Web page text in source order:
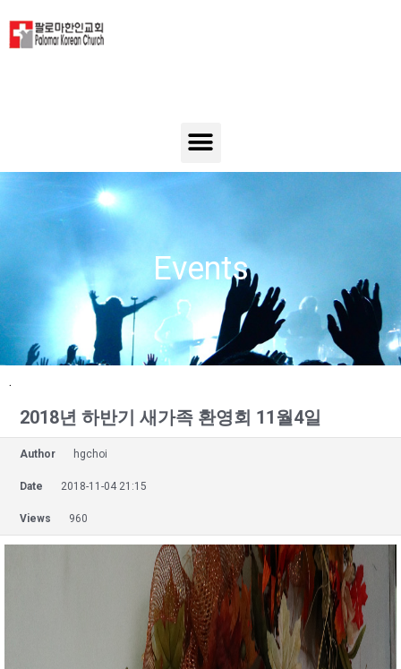
Events
.
2018년 하반기 새가족 환영회 11월4일
Author hgchoi
Date 2018-11-04 21:15
Views 960